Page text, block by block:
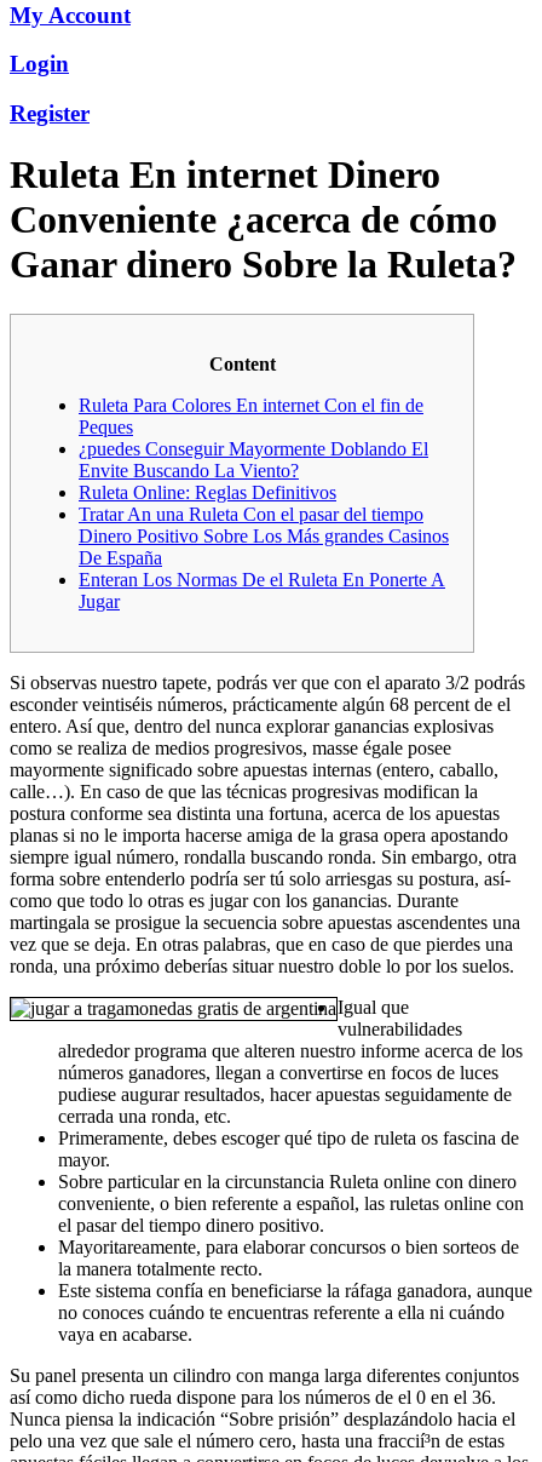
My Account
Login
Register
Ruleta En internet Dinero
Conveniente ¿acerca de cómo
Ganar dinero Sobre la Ruleta?
Content
Ruleta Para Colores En internet Con el fin de
Peques
¿puedes Conseguir Mayormente Doblando El
Envite Buscando La Viento?
Ruleta Online: Reglas Definitivos
Tratar An una Ruleta Con el pasar del tiempo
Dinero Positivo Sobre Los Más grandes Casinos
De España
Enteran Los Normas De el Ruleta En Ponerte A
Jugar
Si observas nuestro tapete, podrás ver que con el aparato 3/2 podrás
esconder veintiséis números, prácticamente algún 68 percent de el
entero. Así que, dentro del nunca explorar ganancias explosivas
como se realiza de medios progresivos, masse égale posee
mayormente significado sobre apuestas internas (entero, caballo,
calle…). En caso de que las técnicas progresivas modifican la
postura conforme sea distinta una fortuna, acerca de los apuestas
planas si no le importa hacerse amiga de la grasa opera apostando
siempre igual número, rondalla buscando ronda. Sin embargo, otra
forma sobre entenderlo podrí­a ser tú solo arriesgas su postura, así­
como que todo lo otras es jugar con los ganancias. Durante
martingala se prosigue la secuencia sobre apuestas ascendentes una
vez que se deja. En otras palabras, que en caso de que pierdes una
ronda, una próximo deberías situar nuestro doble lo por los suelos.
Igual que
vulnerabilidades
alrededor programa que alteren nuestro informe acerca de los
números ganadores, llegan a convertirse en focos de luces
pudiese augurar resultados, hacer apuestas seguidamente de
cerrada una ronda, etc.
Primeramente, debes escoger qué tipo de ruleta os fascina de
mayor.
Sobre particular en la circunstancia Ruleta online con dinero
conveniente, o bien referente a español, las ruletas online con
el pasar del tiempo dinero positivo.
Mayoritareamente, para elaborar concursos o bien sorteos de
la manera totalmente recto.
Este sistema confía en beneficiarse la ráfaga ganadora, aunque
no conoces cuándo te encuentras referente a ella ni cuándo
vaya en acabarse.
Su panel presenta un cilindro con manga larga diferentes conjuntos
así­ como dicho rueda dispone para los números de el 0 en el 36.
Nunca piensa la indicación “Sobre prisión” desplazándolo hacia el
pelo una vez que sale el número cero, hasta una fraccií³n de estas